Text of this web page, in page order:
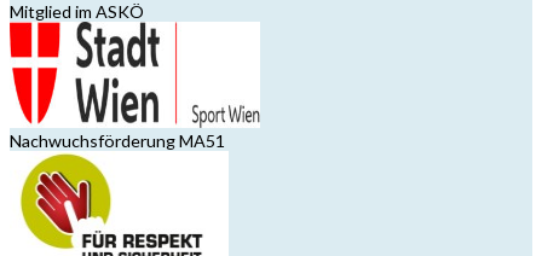
Mitglied im ASKÖ
Nachwuchsförderung MA51